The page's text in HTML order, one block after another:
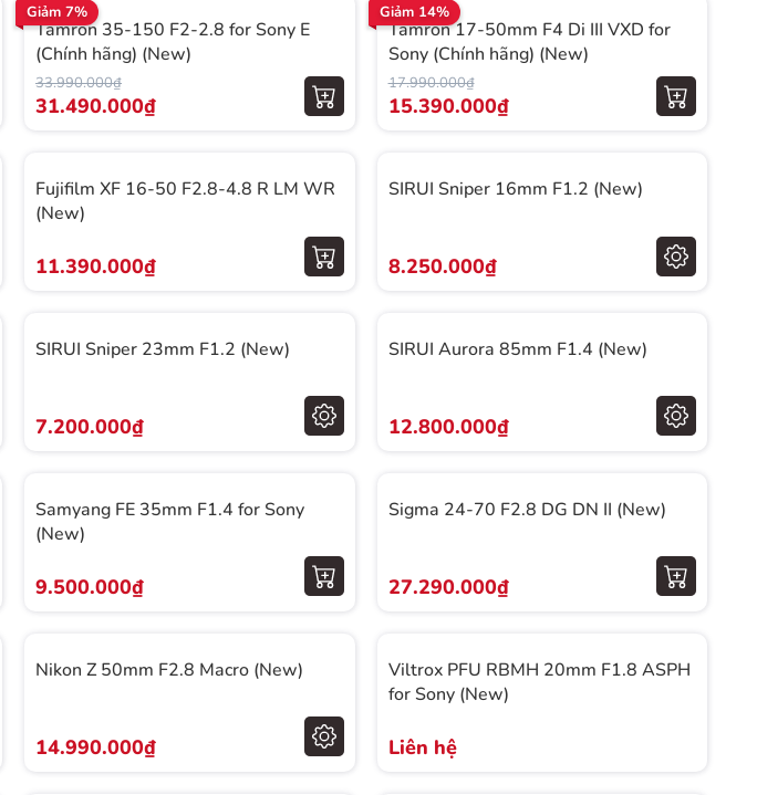
Giảm 7%
Tamron 35-150 F2-2.8 for Sony E
(Chính hãng) (New)
33.990.000₫
31.490.000₫
Giảm 14%
Tamron 17-50mm F4 Di III VXD for
Sony (Chính hãng) (New)
17.990.000₫
15.390.000₫
Fujifilm XF 16-50 F2.8-4.8 R LM WR
(New)
11.390.000₫
SIRUI Sniper 16mm F1.2 (New)
8.250.000₫
SIRUI Sniper 23mm F1.2 (New)
7.200.000₫
SIRUI Aurora 85mm F1.4 (New)
12.800.000₫
Samyang FE 35mm F1.4 for Sony
(New)
9.500.000₫
Sigma 24-70 F2.8 DG DN II (New)
27.290.000₫
Nikon Z 50mm F2.8 Macro (New)
14.990.000₫
Viltrox PFU RBMH 20mm F1.8 ASPH
for Sony (New)
Liên hệ